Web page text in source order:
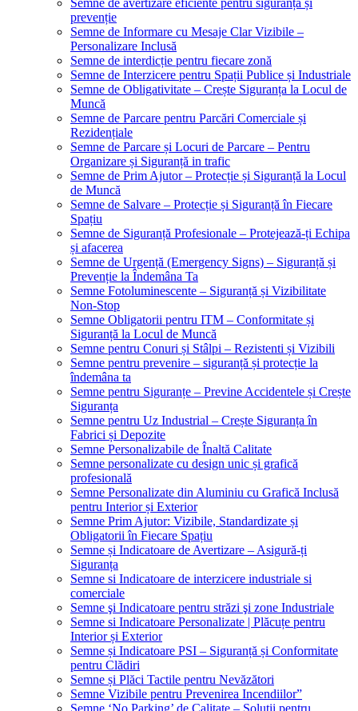
Semne de avertizare eficiente pentru siguranță și
prevenție
Semne de Informare cu Mesaje Clar Vizibile –
Personalizare Inclusă
Semne de interdicție pentru fiecare zonă
Semne de Interzicere pentru Spații Publice și Industriale
Semne de Obligativitate – Crește Siguranța la Locul de
Muncă
Semne de Parcare pentru Parcări Comerciale și
Rezidențiale
Semne de Parcare și Locuri de Parcare – Pentru
Organizare și Siguranță in trafic
Semne de Prim Ajutor – Protecție și Siguranță la Locul
de Muncă
Semne de Salvare – Protecție și Siguranță în Fiecare
Spațiu
Semne de Siguranță Profesionale – Protejează-ți Echipa
și afacerea
Semne de Urgență (Emergency Signs) – Siguranță și
Prevenție la Îndemâna Ta
Semne Fotoluminescente – Siguranță și Vizibilitate
Non-Stop
Semne Obligatorii pentru ITM – Conformitate și
Siguranță la Locul de Muncă
Semne pentru Conuri și Stâlpi – Rezistenti și Vizibili
Semne pentru prevenire – siguranță și protecție la
îndemâna ta
Semne pentru Siguranțe – Previne Accidentele și Crește
Siguranța
Semne pentru Uz Industrial – Crește Siguranța în
Fabrici și Depozite
Semne Personalizabile de Înaltă Calitate
Semne personalizate cu design unic și grafică
profesională
Semne Personalizate din Aluminiu cu Grafică Inclusă
pentru Interior și Exterior
Semne Prim Ajutor: Vizibile, Standardizate și
Obligatorii în Fiecare Spațiu
Semne și Indicatoare de Avertizare – Asigură-ți
Siguranța
Semne si Indicatoare de interzicere industriale si
comerciale
Semne şi Indicatoare pentru străzi şi zone Industriale
Semne si Indicatoare Personalizate | Plăcuțe pentru
Interior și Exterior
Semne și Indicatoare PSI – Siguranță și Conformitate
pentru Clădiri
Semne și Plăci Tactile pentru Nevăzători
Semne Vizibile pentru Prevenirea Incendiilor”
Semne ‘No Parking’ de Calitate – Soluții pentru